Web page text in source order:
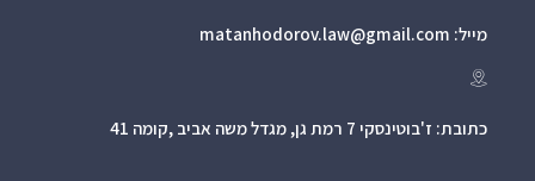
מייל: matanhodorov.law@gmail.com
כתובת: ז'בוטינסקי 7 רמת גן, מגדל משה אביב ,קומה 41